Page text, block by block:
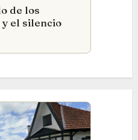
de los
el silencio